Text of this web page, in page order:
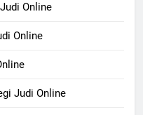
Online
Online
Judi Online